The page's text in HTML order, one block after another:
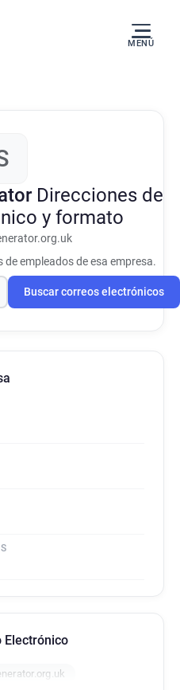
MENÚ
Direcciones de
y formato
empleados de esa empresa.
Buscar correos electrónicos
Electrónico